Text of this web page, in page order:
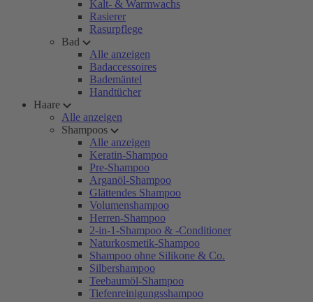
Kalt- & Warmwachs
Rasierer
Rasurpflege
Bad
Alle anzeigen
Badaccessoires
Bademäntel
Handtücher
Haare
Alle anzeigen
Shampoos
Alle anzeigen
Keratin-Shampoo
Pre-Shampoo
Arganöl-Shampoo
Glättendes Shampoo
Volumenshampoo
Herren-Shampoo
2-in-1-Shampoo & -Conditioner
Naturkosmetik-Shampoo
Shampoo ohne Silikone & Co.
Silbershampoo
Teebaumöl-Shampoo
Tiefenreinigungsshampoo